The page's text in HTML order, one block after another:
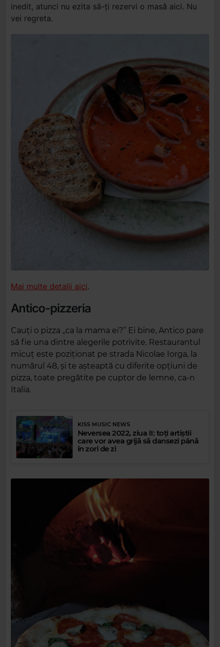
inedit, atunci nu ezita să-ți rezervi o masă aici. Nu
vei regreta.
Mai multe detalii aici.
Antico-pizzeria
Cauți o pizza „ca la mama ei?” Ei bine, Antico pare
să fie una dintre alegerile potrivite. Restaurantul
micuț este poziționat pe strada Nicolae Iorga, la
numărul 48, și te așteaptă cu diferite opțiuni de
pizza, toate pregătite pe cuptor de lemne, ca-n
Italia.
KISS MUSIC NEWS
Neversea 2022, ziua II: toți artiștii
care vor avea grijă să dansezi până
în zori de zi